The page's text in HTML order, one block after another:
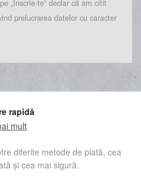
„Înscrie-te” declar că am citit
prelucrarea datelor cu caracter
rapidă
mult
diferite metode de plată, cea
și cea mai sigură.